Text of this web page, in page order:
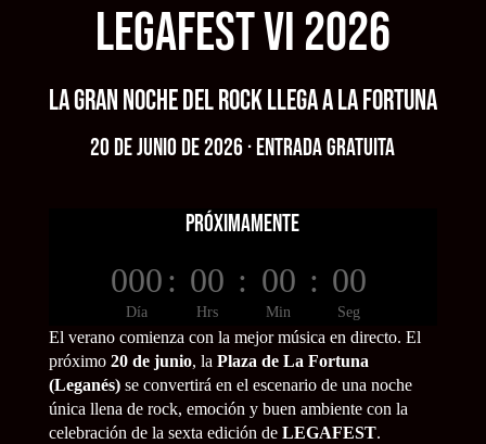
LEGAFEST VI 2026
La gran noche del rock llega a La Fortuna
20 de junio de 2026 · Entrada gratuita
PRÓXIMAMENTE
000
Día
: 00
Hrs
: 00
Min
: 00
Seg
El verano comienza con la mejor música en directo. El
próximo 20 de junio, la Plaza de La Fortuna
(Leganés)se convertirá en el escenario de una noche
única llena de rock, emoción y buen ambiente con la
celebración de la sexta edición de LEGAFEST.